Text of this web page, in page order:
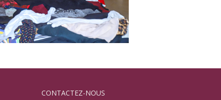
CONTACTEZ-NOUS